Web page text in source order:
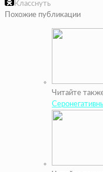
Класснуть
Похожие публикации
Читайте